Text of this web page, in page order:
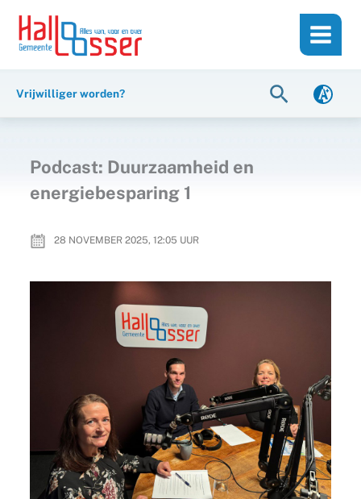
inhoud
naar
Vrijwilliger worden? Zoeken
Podcast: Duurzaamheid en
energiebesparing 1
28 NOVEMBER 2025, 12:05 UUR